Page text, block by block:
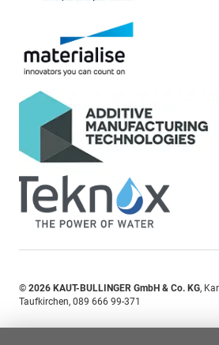
© 2026 KAUT-BULLINGER GmbH & Co. KG,
Taufkirchen, 089 666 99-371